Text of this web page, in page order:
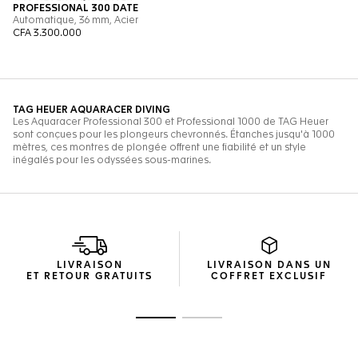
LIVRAISON
ET RETOUR GRATUITS
LIVRAISON DANS UN
COFFRET EXCLUSIF